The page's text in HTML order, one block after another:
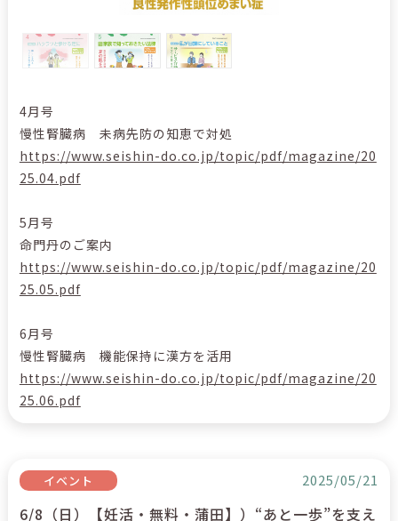
4月号
慢性腎臓病 未病先防の知恵で対処
https://www.seishin-do.co.jp/topic/pdf/magazine/20
25.04.pdf
5月号
命門丹のご案内
https://www.seishin-do.co.jp/topic/pdf/magazine/20
25.05.pdf
6月号
慢性腎臓病 機能保持に漢方を活用
https://www.seishin-do.co.jp/topic/pdf/magazine/20
25.06.pdf
イベント 2025/05/21
6/8（日）【妊活・無料・蒲田】）“あと一歩”を支え